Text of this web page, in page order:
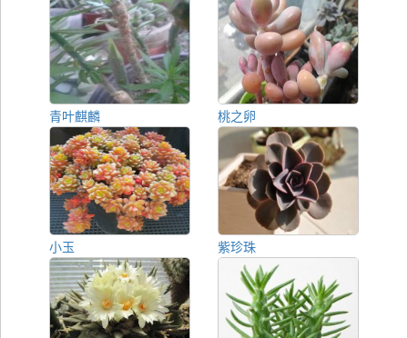
青叶麒麟 桃之卵
小玉 紫珍珠